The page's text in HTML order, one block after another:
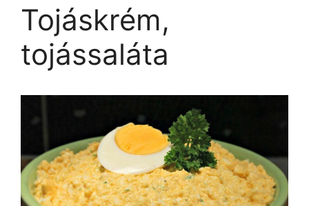
Tojáskrém,
tojássaláta